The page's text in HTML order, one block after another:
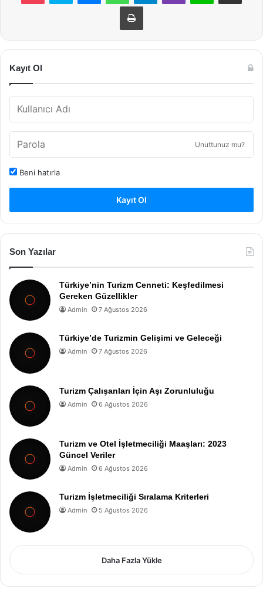
Yazdır
Kayıt Ol
Unuttunuz mu?
Beni hatırla
Kayıt Ol
Son Yazılar
Türkiye’nin Turizm Cenneti: Keşfedilmesi
Gereken Güzellikler
Admin 7 Ağustos 2026
Türkiye’de Turizmin Gelişimi ve Geleceği
Admin 7 Ağustos 2026
Turizm Çalışanları İçin Aşı Zorunluluğu
Admin 6 Ağustos 2026
Turizm ve Otel İşletmeciliği Maaşları: 2023
Güncel Veriler
Admin 6 Ağustos 2026
Turizm İşletmeciliği Sıralama Kriterleri
Admin 5 Ağustos 2026
Daha Fazla Yükle